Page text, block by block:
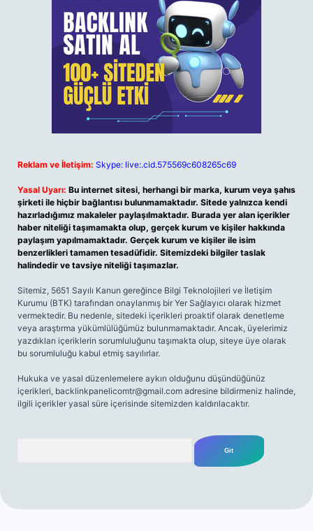
Reklam ve İletişim: Skype: live:.cid.575569c608265c69
Yasal Uyarı: Bu internet sitesi, herhangi bir marka, kurum veya şahıs
şirketi ile hiçbir bağlantısı bulunmamaktadır. Sitede yalnızca kendi
hazırladığımız makaleler paylaşılmaktadır. Burada yer alan içerikler
haber niteliği taşımamakta olup, gerçek kurum ve kişiler hakkında
paylaşım yapılmamaktadır. Gerçek kurum ve kişiler ile isim
benzerlikleri tamamen tesadüfidir. Sitemizdeki bilgiler taslak
halindedir ve tavsiye niteliği taşımazlar.
Sitemiz, 5651 Sayılı Kanun gereğince Bilgi Teknolojileri ve İletişim
Kurumu (BTK) tarafından onaylanmış bir Yer Sağlayıcı olarak hizmet
vermektedir. Bu nedenle, sitedeki içerikleri proaktif olarak denetleme
veya araştırma yükümlülüğümüz bulunmamaktadır. Ancak, üyelerimiz
yazdıkları içeriklerin sorumluluğunu taşımakta olup, siteye üye olarak
bu sorumluluğu kabul etmiş sayılırlar.
Hukuka ve yasal düzenlemelere aykırı olduğunu düşündüğünüz
içerikleri, backlinkpanelicomtr@gmail.com adresine bildirmeniz halinde,
ilgili içerikler yasal süre içerisinde sitemizden kaldırılacaktır.